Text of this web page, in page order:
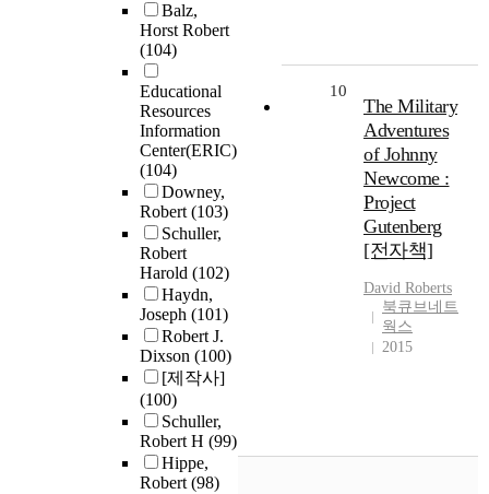
Balz,
Horst Robert
(104)
Educational
Resources
Information
Center(ERIC)
(104)
Downey,
Robert(103)
Schuller,
Robert
Harold (102)
Haydn,
Joseph (101)
Robert J.
Dixson (100)
[제작사]
(100)
Schuller,
Robert H (99)
Hippe,
Robert(98)
10
The Military
Adventures
of Johnny
Newcome :
Project
Gutenberg
[전자책]
David Roberts
북큐브네트
웍스
2015